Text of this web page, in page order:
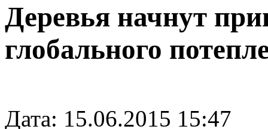
Деревья начнут
глобального
Дата: 15.06.2015 15:47